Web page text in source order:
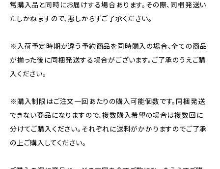
常購入品と同時にお届けする場合あります。その際、同梱発送い
たしかねますので、悪しからずご了承ください。
※入荷予定時期が違う予約商品を同時購入の場合、全ての商品
が揃った後に同梱発送する場合がございます。ご了承のうえご購
入ください。
※購入制限はご注文一回あたりの購入可能個数です。同梱発送
できない商品になりますので、複数購入希望の場合は複数回に
分けてご購入ください。それぞれに送料がかかりますのでご了承
の上ご購入してください。